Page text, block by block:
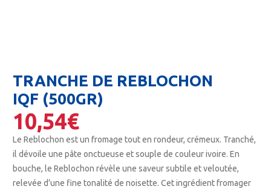
TRANCHE DE REBLOCHON
IQF (500GR)
10,54€
Le Reblochon est un fromage tout en rondeur, crémeux. Tranché,
il dévoile une pâte onctueuse et souple de couleur ivoire. En
bouche, le Reblochon révèle une saveur subtile et veloutée,
relevée d’une fine tonalité de noisette. Cet ingrédient fromager